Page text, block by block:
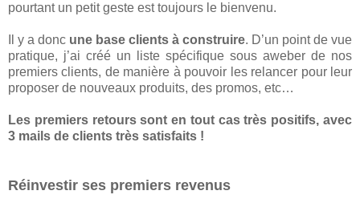
pourtant un petit geste est toujours le bienvenu.
Il y a donc une base clients à construire. D’un point de vue
pratique, j’ai créé un liste spécifique sous aweber de nos
premiers clients, de manière à pouvoir les relancer pour leur
proposer de nouveaux produits, des promos, etc…
Les premiers retours sont en tout cas très positifs, avec
3 mails de clients très satisfaits !
Réinvestir ses premiers revenus